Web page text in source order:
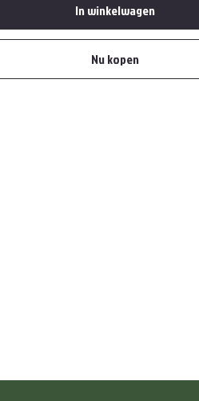
In winkelwagen
Nu kopen